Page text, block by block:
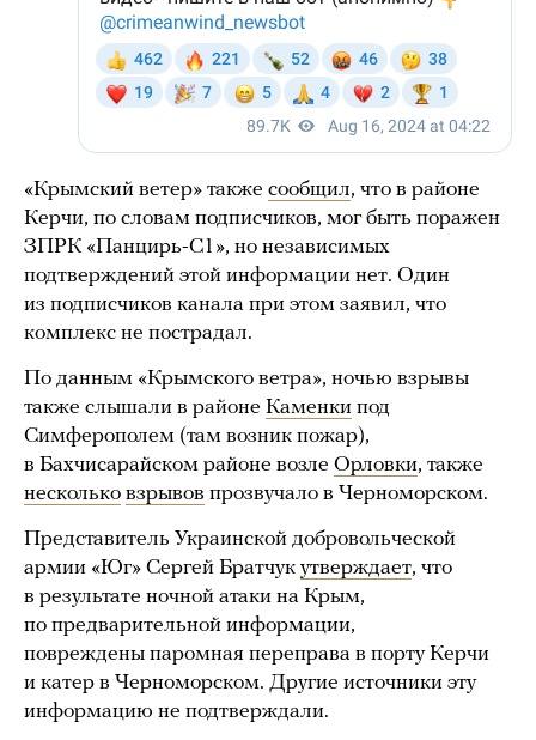
«Крымский ветер» также сообщил, что в районе
Керчи, по словам подписчиков, мог быть поражен
ЗПРК «Панцирь-С1», но независимых
подтверждений этой информации нет. Один
из подписчиков канала при этом заявил, что
комплекс не пострадал.
По данным «Крымского ветра», ночью взрывы
также слышали в районе Каменки под
Симферополем (там возник пожар),
в Бахчисарайском районе возле Орловки, также
несколько взрывов прозвучало в Черноморском.
Представитель Украинской добровольческой
армии «Юг» Сергей Братчук утверждает, что
в результате ночной атаки на Крым,
по предварительной информации,
повреждены паромная переправа в порту Керчи
и катер в Черноморском. Другие источники эту
информацию не подтверждали.